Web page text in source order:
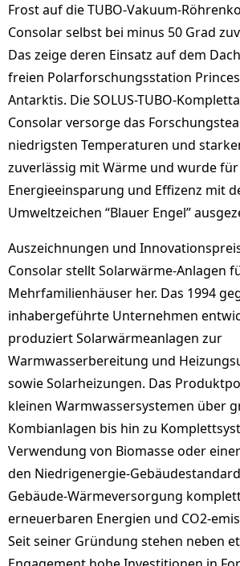
Frost auf die TUBO-Vakuum-
Consolar selbst bei minus 50 Grad
Das zeige deren Einsatz auf dem
freien Polarforschungsstation
Antarktis. Die SOLUS-TUBO-
Consolar versorge das
niedrigsten Temperaturen und
zuverlässig mit Wärme und wurde
Energieeinsparung und Effizenz mit
Umweltzeichen “Blauer Engel”
Auszeichnungen und
Consolar stellt Solarwärme-Anlagen
Mehrfamilienhäuser her. Das 1994
inhabergeführte Unternehmen
produziert Solarwärmeanlagen zur
Warmwasserbereitung und
sowie Solarheizungen. Das
kleinen Warmwassersystemen über
Kombianlagen bis hin zu
Verwendung von Biomasse oder
den Niedrigenergie-
Gebäude-Wärmeversorgung
erneuerbaren Energien und CO2-
Seit seiner Gründung stehen neben